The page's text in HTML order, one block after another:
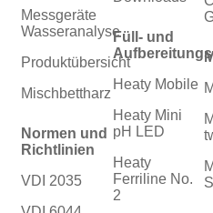
Messgeräte
Wasseranalyse
Produktübersicht
Mischbettharz
Normen und
Richtlinien
VDI 2035
Füll- und
Heaty Mobile
Heaty Mini
pH LED
Heaty
Ferriline No.
2